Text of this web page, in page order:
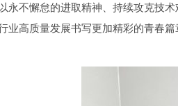
永不懈怠的进取精神、持续攻克技
业高质量发展书写更加精彩的青春篇